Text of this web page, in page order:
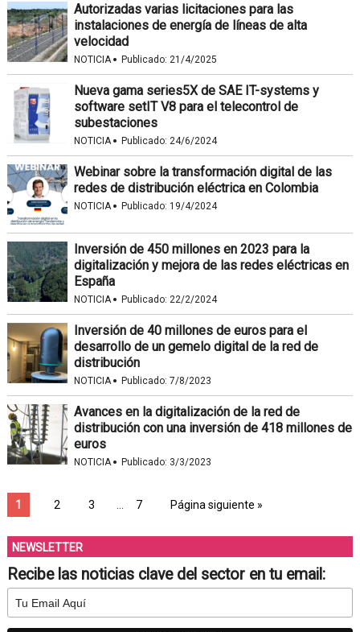
Autorizadas varias licitaciones para las
instalaciones de energía de líneas de alta
velocidad
NOTICIA· Publicado: 21/4/2025
Nueva gama series5X de SAE IT-systems y
software setIT V8 para el telecontrol de
subestaciones
NOTICIA· Publicado: 24/6/2024
Webinar sobre la transformación digital de las
redes de distribución eléctrica en Colombia
NOTICIA· Publicado: 19/4/2024
Inversión de 450 millones en 2023 para la
digitalización y mejora de las redes eléctricas en
España
NOTICIA· Publicado: 22/2/2024
Inversión de 40 millones de euros para el
desarrollo de un gemelo digital de la red de
distribución
NOTICIA· Publicado: 7/8/2023
Avances en la digitalización de la red de
distribución con una inversión de 418 millones de
euros
NOTICIA· Publicado: 3/3/2023
1 2 3 7 Página siguiente »
NEWSLETTER
Recibe las noticias clave del sector en tu email: